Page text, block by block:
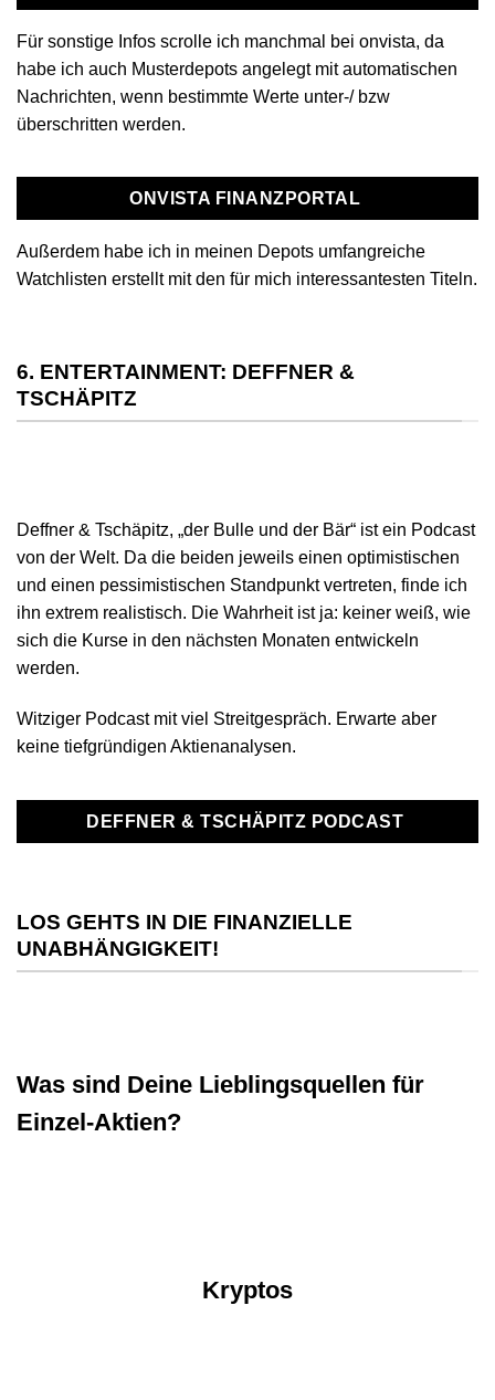
Für sonstige Infos scrolle ich manchmal bei onvista, da
habe ich auch Musterdepots angelegt mit automatischen
Nachrichten, wenn bestimmte Werte unter-/ bzw
überschritten werden.
ONVISTA FINANZPORTAL
Außerdem habe ich in meinen Depots umfangreiche
Watchlisten erstellt mit den für mich interessantesten Titeln.
6. ENTERTAINMENT: DEFFNER &
TSCHÄPITZ
Deffner & Tschäpitz, „der Bulle und der Bär“ ist ein Podcast
von der Welt. Da die beiden jeweils einen optimistischen
und einen pessimistischen Standpunkt vertreten, finde ich
ihn extrem realistisch. Die Wahrheit ist ja: keiner weiß, wie
sich die Kurse in den nächsten Monaten entwickeln
werden.
Witziger Podcast mit viel Streitgespräch. Erwarte aber
keine tiefgründigen Aktienanalysen.
DEFFNER & TSCHÄPITZ PODCAST
LOS GEHTS IN DIE FINANZIELLE
UNABHÄNGIGKEIT!
Was sind Deine Lieblingsquellen für
Einzel-Aktien?
Kryptos